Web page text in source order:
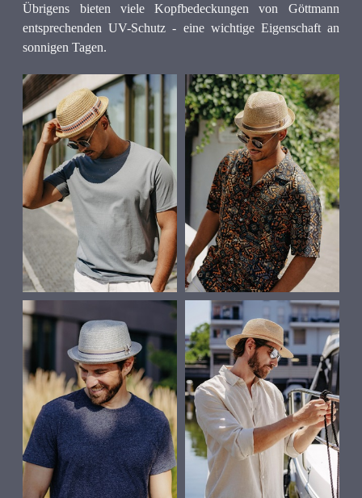
Übrigens bieten viele Kopfbedeckungen von Göttmann
entsprechenden UV-Schutz - eine wichtige Eigenschaft an
sonnigen Tagen.